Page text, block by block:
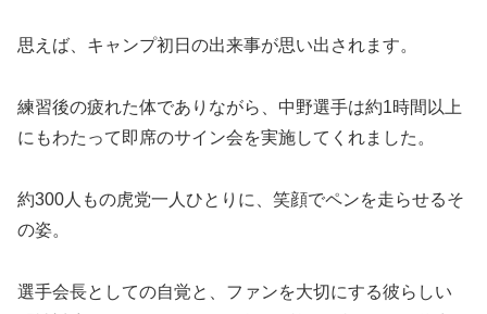
思えば、キャンプ初日の出来事が思い出されます。
練習後の疲れた体でありながら、中野選手は約1時間以上
にもわたって即席のサイン会を実施してくれました。
約300人もの虎党一人ひとりに、笑顔でペンを走らせるそ
の姿。
選手会長としての自覚と、ファンを大切にする彼らしい